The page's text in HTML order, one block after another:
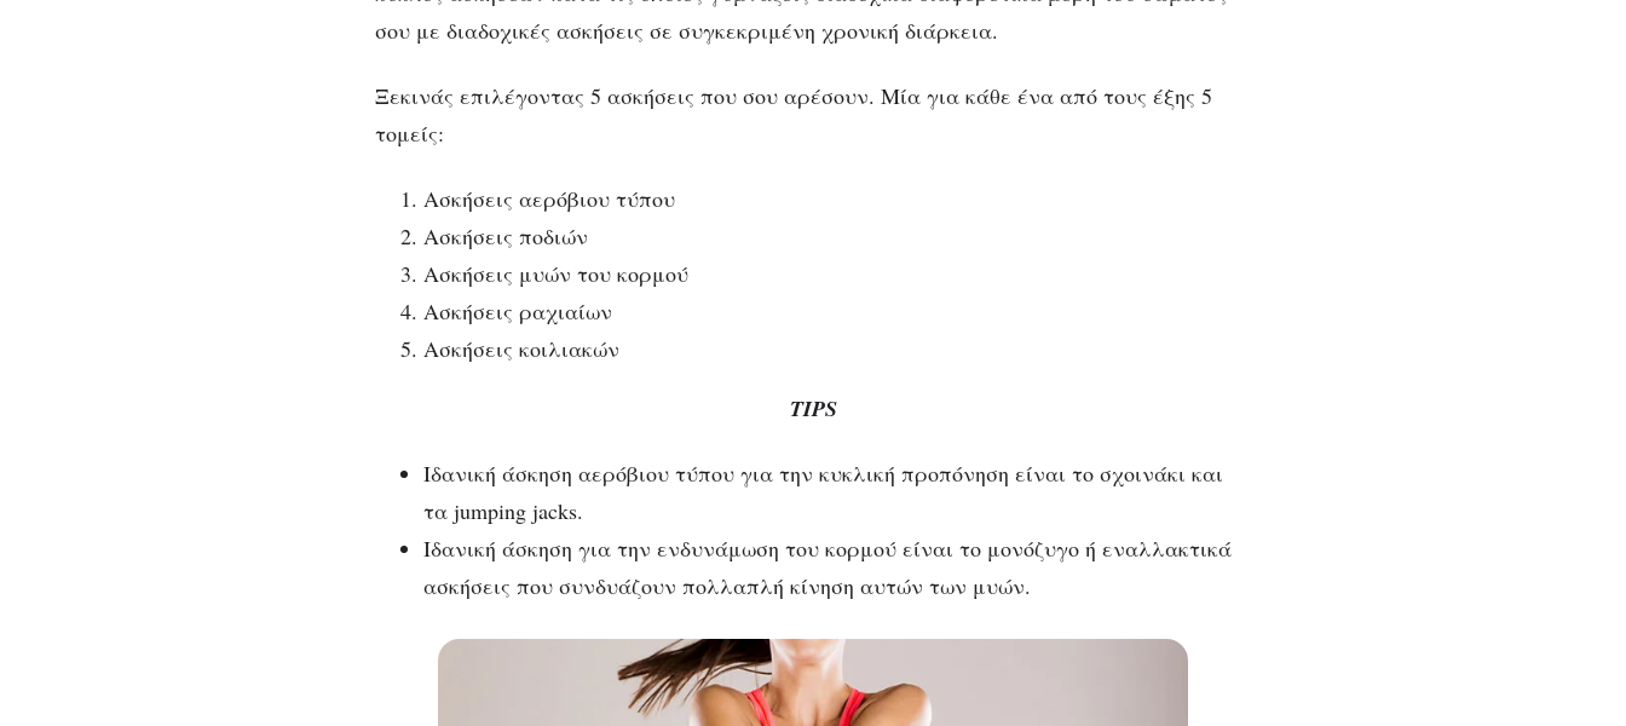
για
σου με διαδοχικές ασκήσεις σε συγκεκριμένη χρονική διάρκεια.
Ξεκινάς επιλέγοντας 5 ασκήσεις που σου αρέσουν. Μία για κάθε ένα από τους έξης 5
τομείς:
Ασκήσεις αερόβιου τύπου
Ασκήσεις ποδιών
Ασκήσεις μυών του κορμού
Ασκήσεις ραχιαίων
Ασκήσεις κοιλιακών
ΤΙΡS
Ιδανική άσκηση αερόβιου τύπου για την κυκλική προπόνηση είναι το σχοινάκι και
τα jumping jacks.
Ιδανική άσκηση για την ενδυνάμωση του κορμού είναι το μονόζυγο ή εναλλακτικά
ασκήσεις που συνδυάζουν πολλαπλή κίνηση αυτών των μυών.